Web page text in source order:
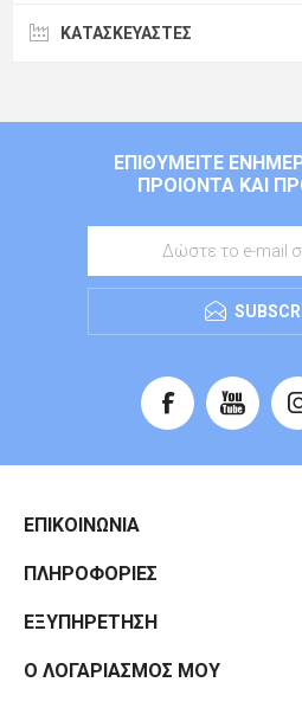
ΚΑΤΑΣΚΕΥΑΣΤΈΣ
ΕΠΙΘΥΜΕΊΤΕ
ΠΡΟΙΌΝΤΑ ΚΑΙ
ΕΠΙΚΟΙΝΩΝΊΑ
ΠΛΗΡΟΦΟΡΊΕΣ
ΕΞΥΠΗΡΈΤΗΣΗ
Ο ΛΟΓΑΡΙΑΣΜΌΣ ΜΟΥ